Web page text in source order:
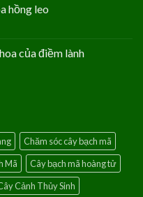
hồng leo
của điềm lành
Chăm sóc cây bạch mã
Mã
Cây bạch mã hoàng tử
Cảnh Thủy Sinh